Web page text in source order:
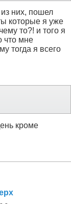
них, пошел
которые я уже
то?! и того я
что мне
тогда я всего
кроме